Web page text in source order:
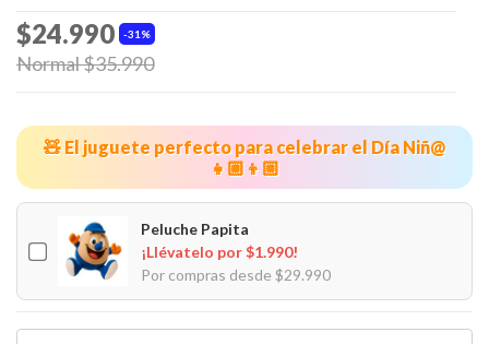
31%
$24.990
Price reduced from
Normal $35.990to
🧸 El juguete perfecto para celebrar el Día Niñ@
👧🏼👦🏼
Peluche Papita
¡Llévatelo por $1.990!
Por compras desde $29.990